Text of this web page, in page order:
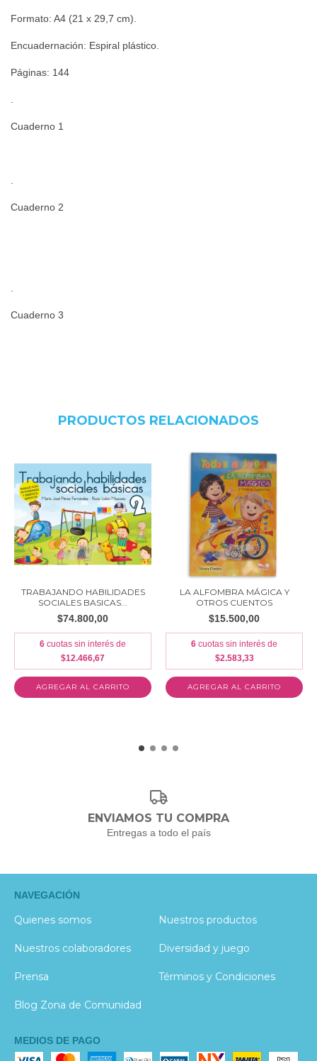
Formato: A4 (21 x 29,7 cm).
Encuadernación: Espiral plástico.
Páginas: 144
Cuaderno 1
Cuaderno 2
Cuaderno 3
PRODUCTOS RELACIONADOS
TRABAJANDO HABILIDADES
SOCIALES BASICAS...
$74.800,00
6 cuotas sin interés de
$12.466,67
LA ALFOMBRA MÁGICA Y
OTROS CUENTOS
$15.500,00
6 cuotas sin interés de
$2.583,33
ENVIAMOS TU COMPRA
Entregas a todo el país
NAVEGACIÓN
Quienes somos Nuestros productos
Nuestros colaboradores Diversidad y juego
Prensa Términos y Condiciones
Blog Zona de Comunidad
MEDIOS DE PAGO